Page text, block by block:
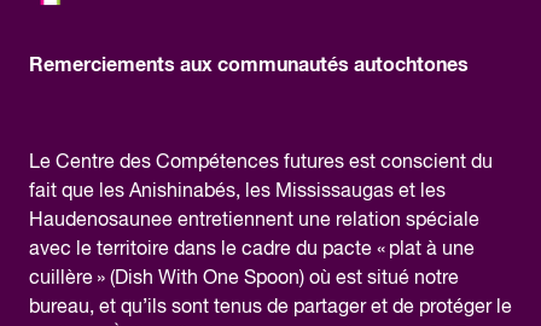
Remerciements aux communautés autochtones
Le Centre des Compétences futures est conscient du
fait que les Anishinabés, les Mississaugas et les
Haudenosaunee entretiennent une relation spéciale
avec le territoire dans le cadre du pacte « plat à une
cuillère » (Dish With One Spoon) où est situé notre
bureau, et qu’ils sont tenus de partager et de protéger le